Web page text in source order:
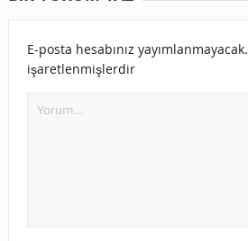
E-posta hesabınız yayımlanmayacak.
işaretlenmişlerdir